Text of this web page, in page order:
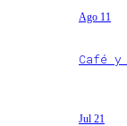
Ago 11
Café y
Jul 21